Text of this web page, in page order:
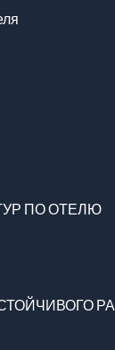
ПО ОТЕЛЮ